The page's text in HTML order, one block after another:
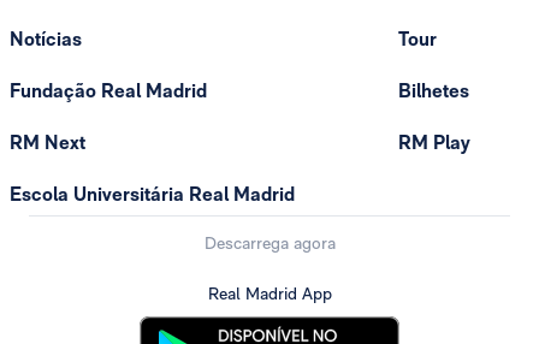
Notícias
Fundação Real Madrid
RM Next
Escola Universitária Real Madrid
Tour
Bilhetes
RM Play
Descarrega agora
Real Madrid App